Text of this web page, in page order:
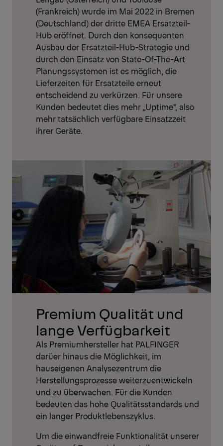
(Frankreich) wurde im Mai 2022 in Bremen
(Deutschland) der dritte EMEA Ersatzteil-
Hub eröffnet. Durch den konsequenten
Ausbau der Ersatzteil-Hub-Strategie und
durch den Einsatz von State-Of-The-Art
Planungssystemen ist es möglich, die
Lieferzeiten für Ersatzteile erneut
entscheidend zu verkürzen. Für unsere
Kunden bedeutet dies mehr „Uptime“, also
mehr tatsächlich verfügbare Einsatzzeit
ihrer Geräte.
Premium Qualität und
lange Verfügbarkeit
Als Premiumhersteller hat PALFINGER
darüer hinaus die Möglichkeit, im
hauseigenen Analysezentrum die
Herstellungsprozesse weiterzuentwickeln
und zu überwachen. Für die Kunden
bedeuten das hohe Qualitätsstandards und
ein langer Produktlebenszyklus.
Um die einwandfreie Funktionalität unserer